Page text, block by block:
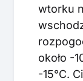
wtorku
około -
-15°C.